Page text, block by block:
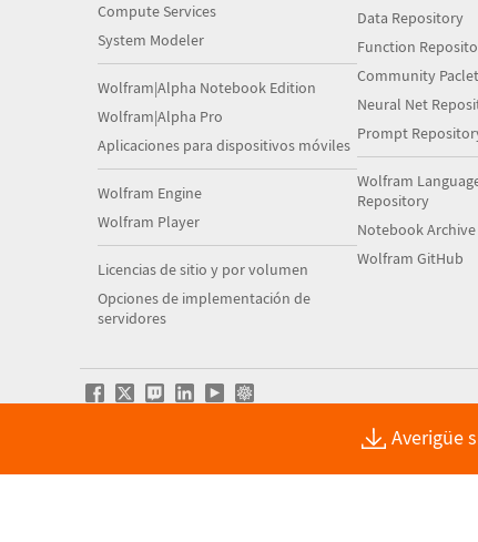
Compute Services
System Modeler
Wolfram|Alpha Notebook Edition
Wolfram|Alpha Pro
Aplicaciones para dispositivos móviles
Wolfram Engine
Wolfram Player
Licencias de sitio y por volumen
Opciones de implementación de
servidores
Data Repository
Function
Community
Neural Net
Prompt
Wolfram
Repository
Notebook Archive
Wolfram GitHub
Averigüe